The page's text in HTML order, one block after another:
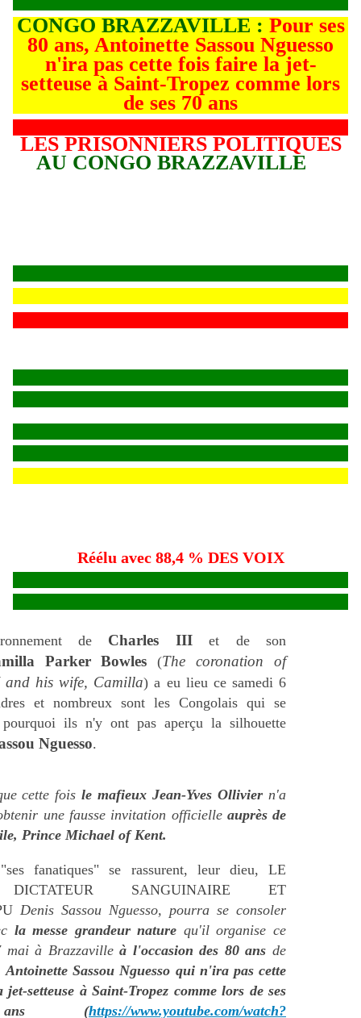
CONGO BRAZZAVILLE : Pour ses
80 ans, Antoinette Sassou Nguesso
n'ira pas cette fois faire la jet-
setteuse à Saint-Tropez comme lors
de ses 70 ans
LES PRISONNIERS POLITIQUES
AU CONGO BRAZZAVILLE
Réélu avec 88,4 % DES VOIX
de Charles IIIet de son
Parker Bowles (The coronation of
and his wife, Camilla) a eu lieu ce samedi 6
et nombreux sont les Congolais qui se
pourquoi ils n'y ont pas aperçu la silhouette
Nguesso.
cette fois le mafieux Jean-Yves Olliviern'a
une fausse invitation officielleauprès de
Prince Michael of Kent.
fanatiques" se rassurent, leur dieu, LE
SANGUINAIRE ET
Denis Sassou Nguesso, pourra se consoler
la messe grandeur nature qu'il organise ce
mai à Brazzavilleà l'occasion des 80 ans de
Antoinette Sassou Nguesso qui n'ira pas cette
setteuse à Saint-Tropez comme lors de ses
(https://www.youtube.com/watch?